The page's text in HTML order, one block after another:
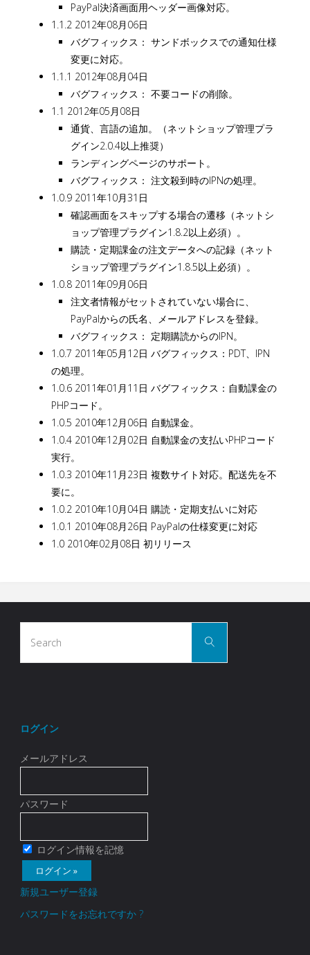
PayPal決済画面用ヘッダー画像対応。
1.1.2 2012年08月06日
バグフィックス： サンドボックスでの通知仕様
変更に対応。
1.1.1 2012年08月04日
バグフィックス： 不要コードの削除。
1.1 2012年05月08日
通貨、言語の追加。（ネットショップ管理プラ
グイン2.0.4以上推奨）
ランディングページのサポート。
バグフィックス： 注文殺到時のIPNの処理。
1.0.9 2011年10月31日
確認画面をスキップする場合の遷移（ネットシ
ョップ管理プラグイン1.8.2以上必須）。
購読・定期課金の注文データへの記録（ネット
ショップ管理プラグイン1.8.5以上必須）。
1.0.8 2011年09月06日
注文者情報がセットされていない場合に、
PayPalからの氏名、メールアドレスを登録。
バグフィックス： 定期購読からのIPN。
1.0.7 2011年05月12日 バグフィックス：PDT、IPN
の処理。
1.0.6 2011年01月11日 バグフィックス：自動課金の
PHPコード。
1.0.5 2010年12月06日 自動課金。
1.0.4 2010年12月02日 自動課金の支払いPHPコード
実行。
1.0.3 2010年11月23日 複数サイト対応。配送先を不
要に。
1.0.2 2010年10月04日 購読・定期支払いに対応
1.0.1 2010年08月26日 PayPalの仕様変更に対応
1.0 2010年02月08日 初リリース
Search
ログイン
メールアドレス
パスワード
ログイン情報を記憶
新規ユーザー登録
パスワードをお忘れですか ?